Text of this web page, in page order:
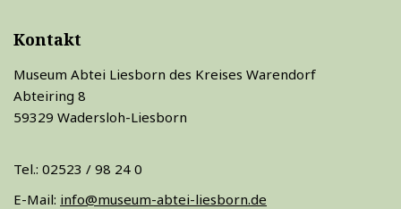
Kontakt
Museum Abtei Liesborn des Kreises Warendorf
Abteiring 8
59329 Wadersloh-Liesborn
Tel.: 02523 / 98 24 0
E-Mail: info@museum-abtei-liesborn.de